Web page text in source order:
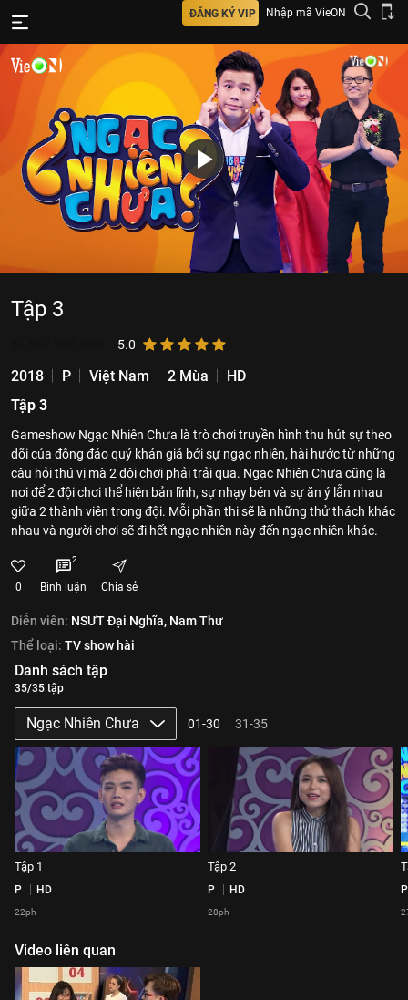
ĐĂNG KÝ VIP Nhập mã VieON
Tập 3
5.0
2018 P Việt Nam 2 Mùa
HD
Tập 3
Gameshow Ngạc Nhiên Chưa là trò chơi truyền hình thu hút sự theo
dõi của đông đảo quý khán giả bởi sự ngạc nhiên, hài hước từ những
câu hỏi thú vị mà 2 đội chơi phải trải qua. Ngạc Nhiên Chưa cũng là
nơi để 2 đội chơi thể hiện bản lĩnh, sự nhạy bén và sự ăn ý lẫn nhau
giữa 2 thành viên trong đội. Mỗi phần thi sẽ là những thử thách khác
nhau và người chơi sẽ đi hết ngạc nhiên này đến ngạc nhiên khác.
0
2
Bình luận Chia sẻ
Diễn viên: NSƯT Đại Nghĩa, Nam Thư
Thể loại: TV show hài
Danh sách tập
35/35 tập
Ngạc Nhiên Chưa 01-30 31-35
Tập 1
P HD
22ph
Tập 2
P HD
28ph
P
Video liên quan